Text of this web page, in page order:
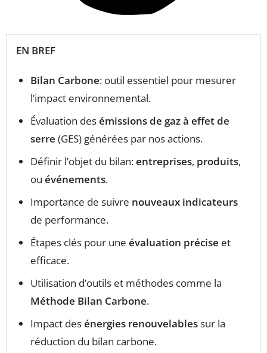
EN BREF
Bilan Carbone: outil essentiel pour mesurer
l’impact environnemental.
Évaluation desémissions de gaz à effet de
serre (GES) générées par nos actions.
Définir l’objet du bilan:entreprises, produits,
ou événements.
Importance de suivre nouveaux indicateurs
de performance.
Étapes clés pour une évaluation précise et
efficace.
Utilisation d’outils et méthodes comme la
Méthode Bilan Carbone.
Impact desénergies renouvelablessur la
réduction du bilan carbone.